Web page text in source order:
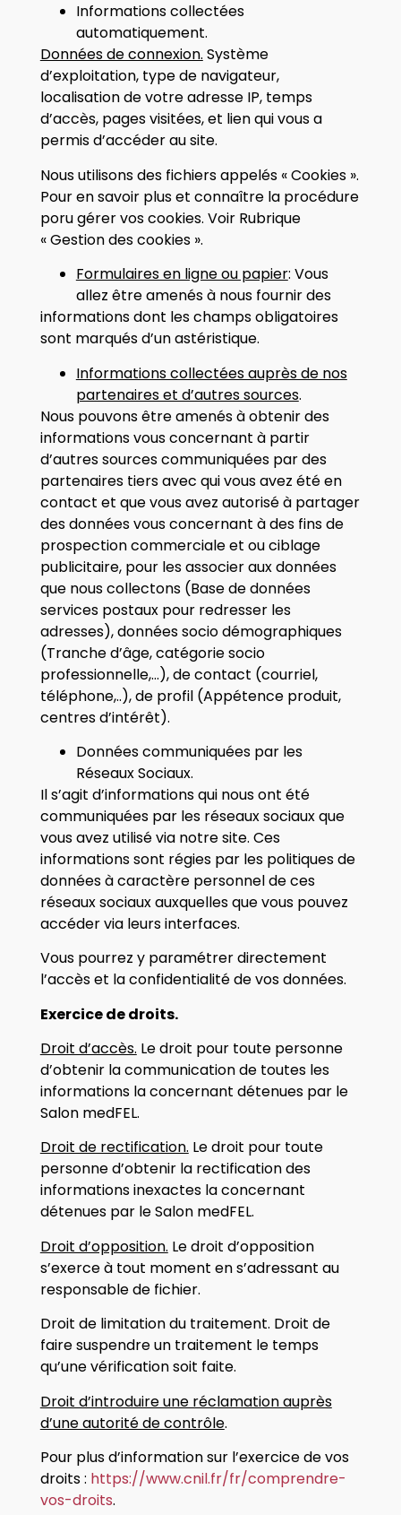
Informations collectées
automatiquement.
Données de connexion. Système
d’exploitation, type de navigateur,
localisation de votre adresse IP, temps
d’accès, pages visitées, et lien qui vous a
permis d’accéder au site.
Nous utilisons des fichiers appelés « Cookies ».
Pour en savoir plus et connaître la procédure
poru gérer vos cookies. Voir Rubrique
« Gestion des cookies ».
Formulaires en ligne ou papier: Vous
allez être amenés à nous fournir des
informations dont les champs obligatoires
sont marqués d’un astéristique.
Informations collectées auprès de nos
partenaires et d’autres sources.
Nous pouvons être amenés à obtenir des
informations vous concernant à partir
d’autres sources communiquées par des
partenaires tiers avec qui vous avez été en
contact et que vous avez autorisé à partager
des données vous concernant à des fins de
prospection commerciale et ou ciblage
publicitaire, pour les associer aux données
que nous collectons (Base de données
services postaux pour redresser les
adresses), données socio démographiques
(Tranche d’âge, catégorie socio
professionnelle,…), de contact (courriel,
téléphone,..), de profil (Appétence produit,
centres d’intérêt).
Données communiquées par les
Réseaux Sociaux.
Il s’agit d’informations qui nous ont été
communiquées par les réseaux sociaux que
vous avez utilisé via notre site. Ces
informations sont régies par les politiques de
données à caractère personnel de ces
réseaux sociaux auxquelles que vous pouvez
accéder via leurs interfaces.
Vous pourrez y paramétrer directement
l’accès et la confidentialité de vos données.
Exercice de droits.
Droit d’accès. Le droit pour toute personne
d’obtenir la communication de toutes les
informations la concernant détenues par le
Salon medFEL.
Droit de rectification. Le droit pour toute
personne d’obtenir la rectification des
informations inexactes la concernant
détenues par le Salon medFEL.
Droit d’opposition. Le droit d’opposition
s’exerce à tout moment en s’adressant au
responsable de fichier.
Droit de limitation du traitement. Droit de
faire suspendre un traitement le temps
qu’une vérification soit faite.
Droit d’introduire une réclamation auprès
d’une autorité de contrôle.
Pour plus d’information sur l’exercice de vos
droits : https://www.cnil.fr/fr/comprendre-
vos-droits.